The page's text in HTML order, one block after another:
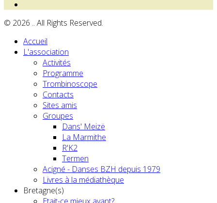
© 2026 .. All Rights Reserved.
Accueil
L'association
Activités
Programme
Trombinoscope
Contacts
Sites amis
Groupes
Dans' Meizë
La Marmithe
R'K2
Termen
Acigné - Danses BZH depuis 1979
Livres à la médiathèque
Bretagne(s)